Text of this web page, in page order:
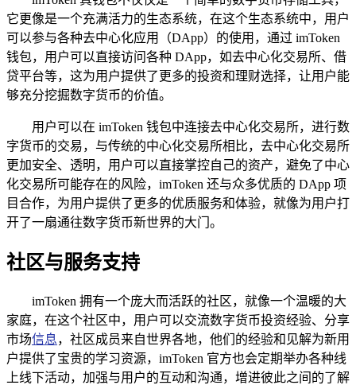
它更像是一个充满活力的生态系统，在这个生态系统中，用户
可以参与各种去中心化应用（DApp）的使用，通过 imToken
钱包，用户可以直接访问各种 DApp，如去中心化交易所、借
贷平台等，这为用户提供了更多的投资和理财选择，让用户能
够充分挖掘数字货币的价值。
用户可以在 imToken 钱包中连接去中心化交易所，进行数
字货币的交易，与传统的中心化交易所相比，去中心化交易所
更加安全、透明，用户可以直接掌控自己的资产，避免了中心
化交易所可能存在的风险，imToken 还与众多优质的 DApp 项
目合作，为用户提供了更多的优质服务和体验，就像为用户打
开了一扇通往数字货币新世界的大门。
社区与服务支持
imToken 拥有一个庞大而活跃的社区，就像一个温暖的大
家庭，在这个社区中，用户可以交流数字货币投资经验、分享
市场信息，社区成员来自世界各地，他们的经验和见解为新用
户提供了宝贵的学习资源，imToken 官方也会定期举办各种线
上线下活动，加强与用户的互动和沟通，增进彼此之间的了解